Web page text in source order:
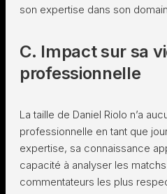
son expertise dans son
C. Impact sur sa
professionnelle
La taille de Daniel Riolo n’a
professionnelle en tant que
expertise, sa connaissance
capacité à analyser les
commentateurs les plus